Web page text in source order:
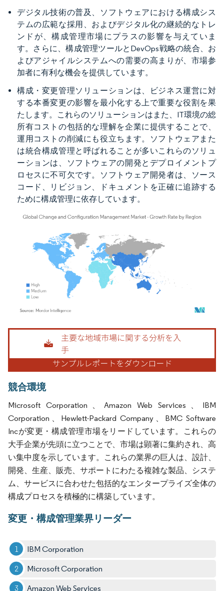
デジタル技術の普及、ソフトウェアにおける構成シス
テムの広範な採用、およびデジタル化の継続的なトレ
ンドが、構成管理市場にプラスの影響を与えていま
す。さらに、構成管理ツールとDevOps戦略の統合、お
よびアジャイルシステムへの需要の高まりが、市場参
加者に有利な機会を提供しています。
構成・変更管理ソリューションは、ビジネス運営に対
する本番変更の影響を最小化する上で重要な役割を果
たします。これらのソリューションはまた、IT環境の総
所有コストの包括的な理解を企業に提供することで、
運用コストの削減にも役立ちます。ソフトウェアまた
は統合構成管理と呼ばれることが多いこれらのソリュ
ーションは、ソフトウェアの開発とデプロイメントプ
ロセスに不可欠です。ソフトウェア開発者は、ソース
コード、リビジョン、ドキュメントを正確に追跡する
ために構成管理に依存しています。
画像 © Mordor Intelligence。再利用にはCC BY 4.0の表示が必要です。
競合環境
Microsoft Corporation、Amazon Web Services、IBM
Corporation、Hewlett-Packard Company、BMC Software
Incが変更・構成管理市場をリードしています。これらの
大手企業が先頭に立つことで、市場は顕著に集約され、高
い集中度を示しています。これらの業界の巨人は、設計、
開発、生産、販売、サポートにわたる複雑な製品、システ
ム、サービスに合わせた包括的なエンタープライズ全体の
構成プロセスを積極的に構築しています。
変更・構成管理業界リーダー
IBM Corporation
Microsoft Corporation
Amazon Web Services